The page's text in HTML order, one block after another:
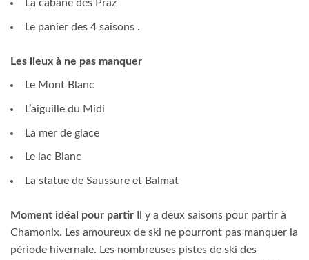
La cabane des Praz
Le panier des 4 saisons .
Les lieux à ne pas manquer
Le Mont Blanc
L’aiguille du Midi
La mer de glace
Le lac Blanc
La statue de Saussure et Balmat
Moment idéal pour partir Il y a deux saisons pour partir à
Chamonix. Les amoureux de ski ne pourront pas manquer la
période hivernale. Les nombreuses pistes de ski des